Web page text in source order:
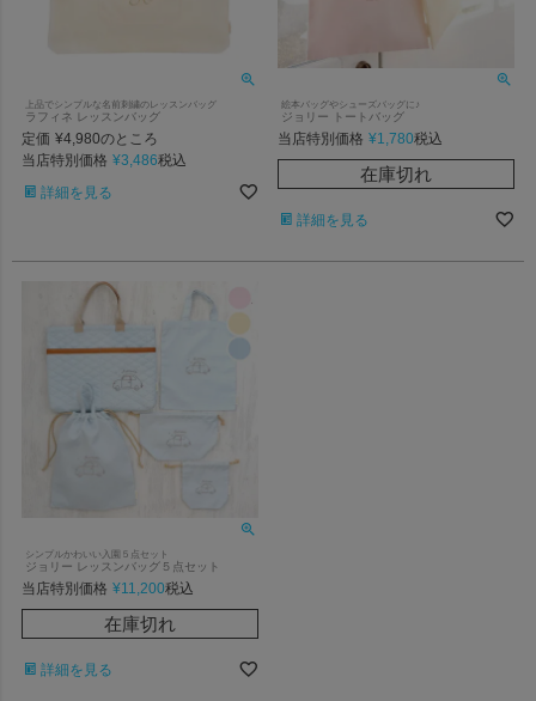
上品でシンプルな名前刺繍のレッスンバッグ
ラフィネ レッスンバッグ
定価 ¥4,980のところ
当店特別価格 ¥3,486税込
詳細を見る
絵本バッグやシューズバッグに♪
ジョリー トートバッグ
当店特別価格 ¥1,780税込
在庫切れ
詳細を見る
シンプルかわいい入園５点セット
ジョリー レッスンバッグ５点セット
当店特別価格 ¥11,200税込
在庫切れ
詳細を見る